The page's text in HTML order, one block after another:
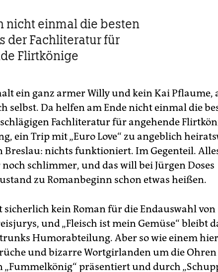
nicht einmal die besten
der Fachliteratur für
­Flirtkönige
ein ganz armer Willy und kein Kai Pflaume,
selbst. Da helfen am Ende nicht einmal die
Fachliteratur für angehende
ein Trip mit „Euro Love“ zu angeblich
Breslau: nichts funktio­niert. Im Gegenteil.
schlimmer, und das will bei Jürgen Doses
zu Romanbeginn schon etwas heißen.
sicherlich kein Roman für die Endauswahl von
und „Fleisch ist mein Gemüse“ bleibt
Humorabteilung. Aber so wie einem
und bizarre Wortgirlanden um die
„Fummelkönig“ präsentiert und durch